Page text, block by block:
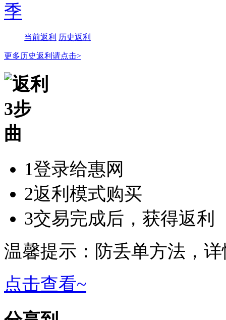
当前返利 历史返利
更多历史返利请点击>
1登录给惠网
2返利模式购买
3交易完成后，获得返利
温馨提示：防丢单方法，
点击查看~